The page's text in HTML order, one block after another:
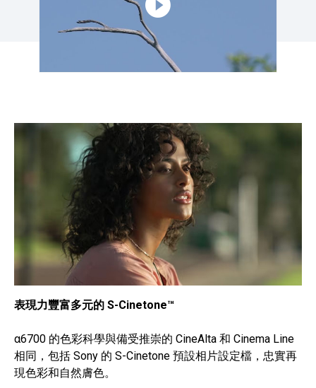
表現力豐富多元的 S-Cinetone™
α6700 的色彩科學與備受推崇的 CineAlta 和 Cinema Line
相同，包括 Sony 的 S-Cinetone 預設相片設定檔，忠實再
現色彩和自然膚色。